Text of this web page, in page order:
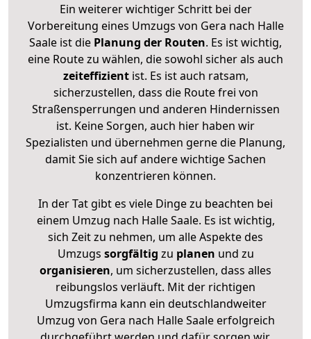
Ein weiterer wichtiger Schritt bei der
Vorbereitung eines Umzugs von Gera nach Halle
Saale ist die Planung der Routen. Es ist wichtig,
eine Route zu wählen, die sowohl sicher als auch
zeiteffizientist. Es ist auch ratsam,
sicherzustellen, dass die Route frei von
Straßensperrungen und anderen Hindernissen
ist. Keine Sorgen, auch hier haben wir
Spezialisten und übernehmen gerne die Planung,
damit Sie sich auf andere wichtige Sachen
konzentrieren können.
In der Tat gibt es viele Dinge zu beachten bei
einem Umzug nach Halle Saale. Es ist wichtig,
sich Zeit zu nehmen, um alle Aspekte des
Umzugs sorgfältig zu planen und zu
organisieren, um sicherzustellen, dass alles
reibungslos verläuft. Mit der richtigen
Umzugsfirma kann ein deutschlandweiter
Umzug von Gera nach Halle Saale erfolgreich